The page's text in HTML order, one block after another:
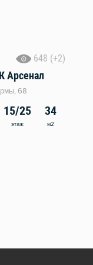
648 (+2)
Арсенал
68
15/25
этаж
34
м2